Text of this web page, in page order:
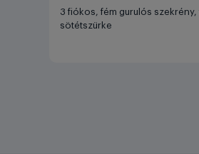
3 fiókos, fém gurulós szekrény,
sötétszürke